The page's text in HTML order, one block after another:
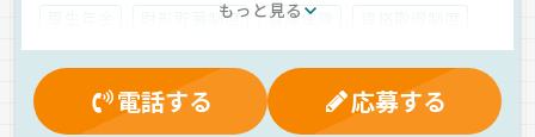
財形貯蓄制度 健康保険
退職金制度
有給休暇 残業手当
労災保険
業務手当
雇用保険 交通費支給 夜
朝 地場 中距離
ドライブレコーダー
もっと見る
電話する 応募する